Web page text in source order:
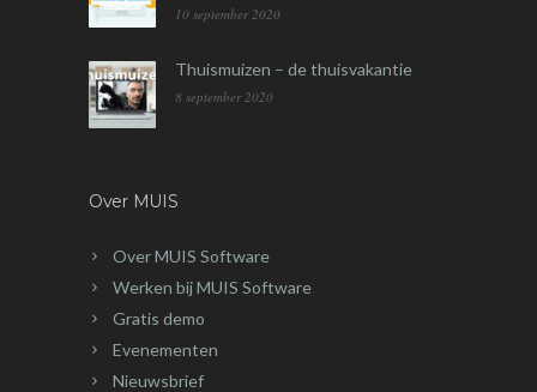
10 september 2020
Thuismuizen – de thuisvakantie
8 september 2020
Over MUIS
Over MUIS Software
Werken bij MUIS Software
Gratis demo
Evenementen
Nieuwsbrief